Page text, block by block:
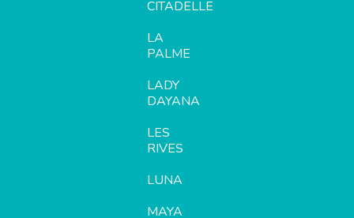
CITADELLE
LA
PALME
LADY
DAYANA
LES
RIVES
LUNA
MAYA